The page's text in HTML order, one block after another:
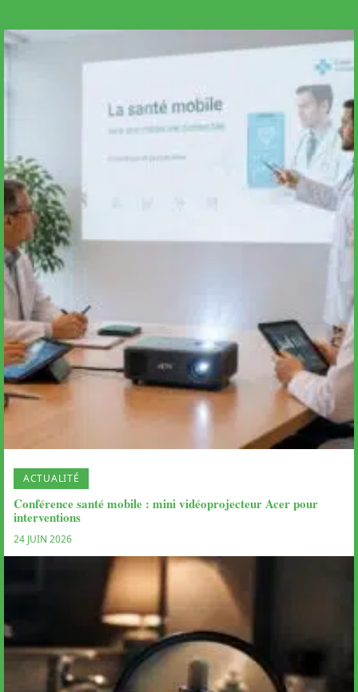
ACTUALITÉ
Conférence santé mobile : mini vidéoprojecteur Acer pour
interventions
24 JUIN 2026